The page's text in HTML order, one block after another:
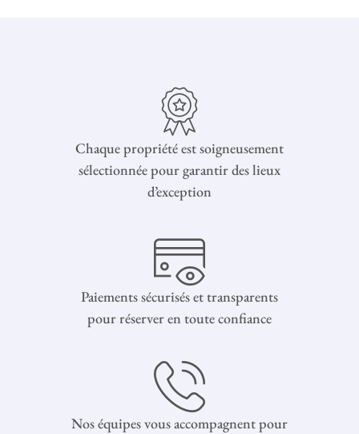
Chaque propriété est soigneusement
sélectionnée pour garantir des lieux
d’exception
Paiements sécurisés et transparents
pour réserver en toute confiance
Nos équipes vous accompagnent pour